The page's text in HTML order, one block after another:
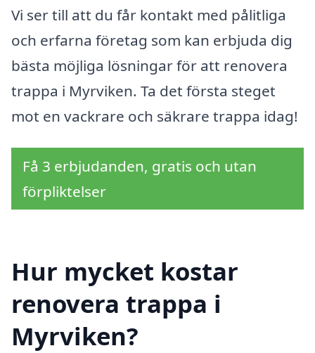
Vi ser till att du får kontakt med pålitliga
och erfarna företag som kan erbjuda dig
bästa möjliga lösningar för att renovera
trappa i Myrviken. Ta det första steget
mot en vackrare och säkrare trappa idag!
Få 3 erbjudanden, gratis och utan
förpliktelser
Hur mycket kostar
renovera trappa i
Myrviken?